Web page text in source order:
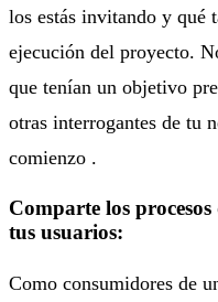
los estás invitando y qué
ejecución del proyecto.
que tenían un objetivo
otras interrogantes de tu
comienzo .
Comparte los
tus usuarios:
Como consumidores de